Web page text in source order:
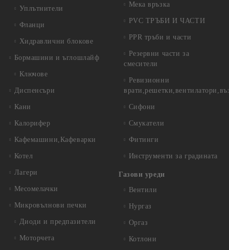
Уплътнители
Фланци
Хидравлични блокове
Бормашини и ъглошлайф
Ключове
Диспенсъри
Кани
Калорифер
Кафемашини,Кафеварки
Котел
Лагери
Месомелачки
Микровълнови печки
Диоди и предпазители
Моторчета
Мека връзка
PVC ТРЪБИ И ЧАСТИ
PPR тръби и части
Резервни части за
смесители
Ревизионни
Сифони
Смукатели
Фитинги
Инструменти за градината
Газови уреди
Вентили
Нургаз
Оргаз
Котлони